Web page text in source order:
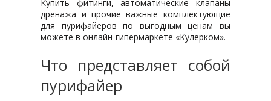
Купить фитинги, автоматические клапаны
дренажа и прочие важные комплектующие
для пурифайеров по выгодным ценам вы
можете в онлайн-гипермаркете «Кулерком».
Что представляет собой
пурифайер